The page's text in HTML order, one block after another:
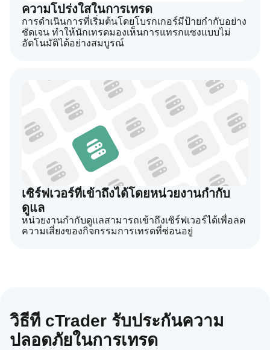
ความโปร่งใสในการเทรด
การดำเนินการที่เริ่มต้นโดยโบรกเกอร์มีป้ายกำกับอย่าง
ชัดเจน ทำให้นักเทรดมองเห็นการแทรกแซงแบบไม่
อัตโนมัติได้อย่างสมบูรณ์
เซิร์ฟเวอร์ที่เข้าถึงได้โดยหน่วยงานกำกับ
ดูแล
หน่วยงานกำกับดูแลสามารถเข้าถึงเซิร์ฟเวอร์ได้เพื่อลด
ความเสี่ยงของกิจกรรมการเทรดที่ซ่อนอยู่
วิธีที่ cTrader รับประกันความ
ปลอดภัยในการเทรด